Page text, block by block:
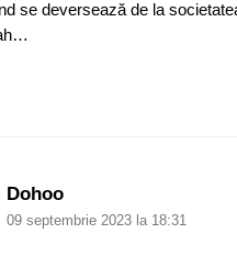
se deversează de la
Dohoo
09 septembrie 2023 la 18:31